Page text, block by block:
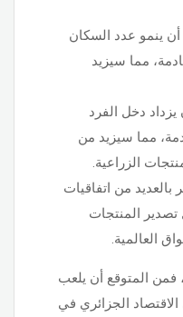
ينمو عدد السكان
مما سيزيد
دخل الفرد
مما سيزيد من
الزراعية.
بالعديد من اتفاقيات
المنتجات
العالمية.
فمن المتوقع أن يلعب
الجزائري في